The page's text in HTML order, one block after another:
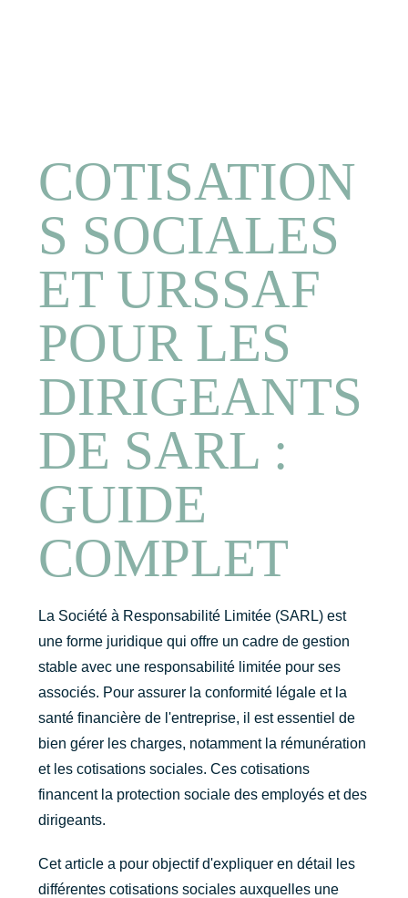
COTISATION
S SOCIALES
ET URSSAF
POUR LES
DIRIGEANTS
DE SARL :
GUIDE
COMPLET
La Société à Responsabilité Limitée (SARL) est
une forme juridique qui offre un cadre de gestion
stable avec une responsabilité limitée pour ses
associés. Pour assurer la conformité légale et la
santé financière de l'entreprise, il est essentiel de
bien gérer les charges, notamment la rémunération
et les cotisations sociales. Ces cotisations
financent la protection sociale des employés et des
dirigeants.
Cet article a pour objectif d'expliquer en détail les
différentes cotisations sociales auxquelles une